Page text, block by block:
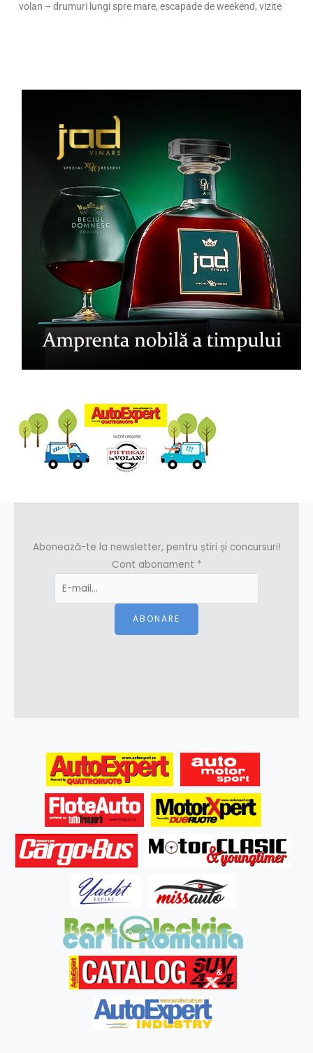
volan – drumuri lungi spre mare, escapade de weekend, vizite
Abonează-te la newsletter, pentru știri și concursuri!
Cont abonament *
ABONARE